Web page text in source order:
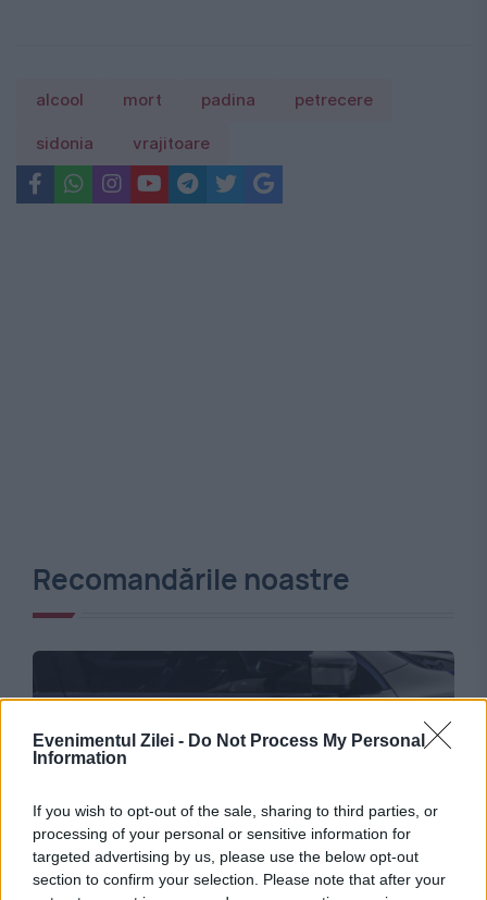
Evenimentul Zilei - Do Not Process My Personal
Information
If you wish to opt-out of the sale, sharing to third parties, or
processing of your personal or sensitive information for
targeted advertising by us, please use the below opt-out
section to confirm your selection. Please note that after your
alcool mort padina petrecere
sidonia vrajitoare
Recomandările noastre
INTERNATIONAL